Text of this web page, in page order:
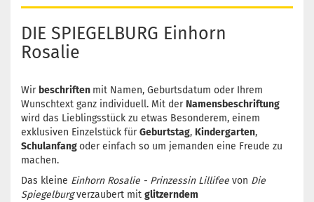
DIE SPIEGELBURG Einhorn
Rosalie
Wir beschriften mit Namen, Geburtsdatum oder Ihrem
Wunschtext ganz individuell. Mit der Namensbeschriftung
wird das Lieblingsstück zu etwas Besonderem, einem
exklusiven Einzelstück fürGeburtstag, Kindergarten,
Schulanfangoder einfach so um jemanden eine Freude zu
machen.
Das kleine Einhorn Rosalie - Prinzessin Lillifee von Die
Spiegelburgverzaubert mit glitzerndem